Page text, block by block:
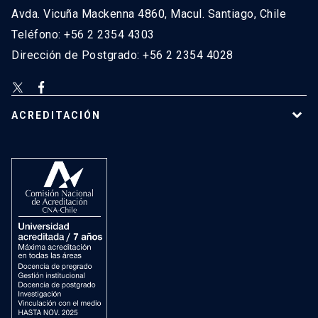
Avda. Vicuña Mackenna 4860, Macul. Santiago, Chile
Teléfono: +56 2 2354 4303
Dirección de Postgrado: +56 2 2354 4028
ACREDITACIÓN